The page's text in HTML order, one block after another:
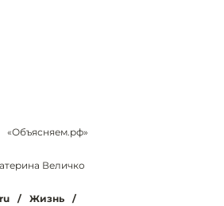
«Объясняем.рф»
Величко
/ Жизнь
/